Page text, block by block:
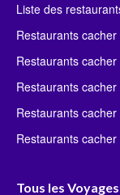
Liste des
Restaurants
Restaurants
Restaurants cacher
Restaurants
Restaurants
Tous les